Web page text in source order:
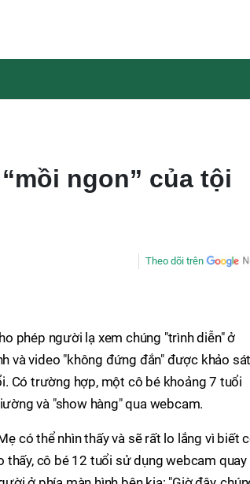
ngon” của tội
Theo dõi trên
phép người lạ xem chúng "trình diễn" ở
và video "không đứng đắn" được khảo
Có trường hợp, một cô bé khoảng 7 tuổi
và "show hàng" qua webcam.
có thể nhìn thấy và sẽ rất lo lắng vì biết
thấy, cô bé 12 tuổi sử dụng webcam quay